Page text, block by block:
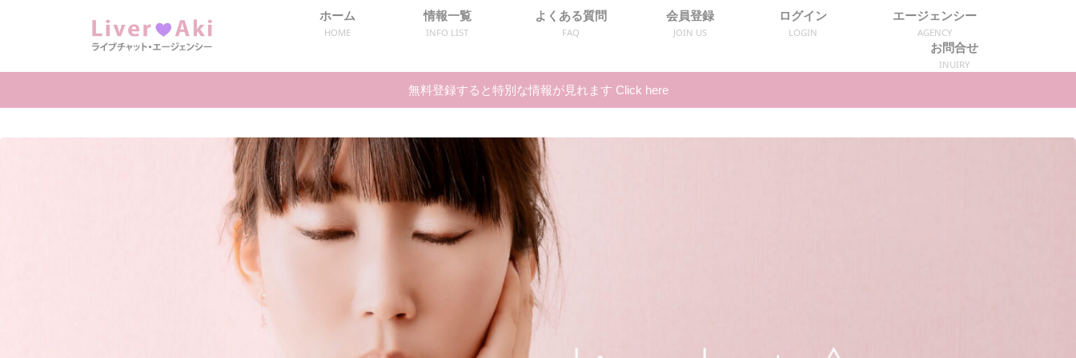
ホーム
HOME
情報一覧
INFO LIST
よくある質問
FAQ
会員登録
JOIN US
ログイン
LOGIN
エージェンシー
AGENCY
お問合せ
INUIRY
無料登録すると特別な情報が見れます Click here